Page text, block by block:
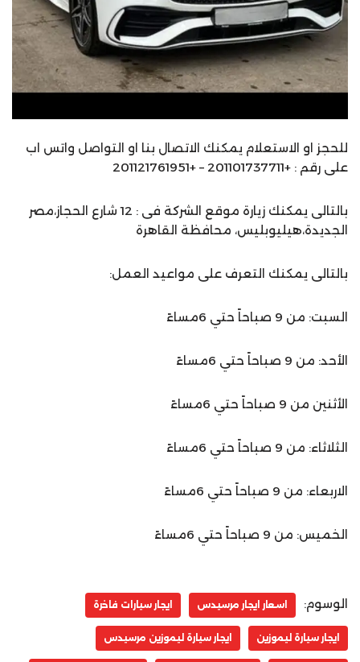
للحجز او الاستعلام يمكنك الاتصال بنا او التواصل واتس اب
على رقم : +201101737711 – +201121761951
بالتالى يمكنك زيارة موقع الشركة فى : 12 شارع الحجاز،مصر
الجديدة،هيليوبليس، محافظة القاهرة‬
بالتالى يمكنك التعرف على مواعيد العمل:
السبت: من 9 صباحاً حتي 6مساءً
الأحد: من 9 صباحاً حتي 6مساءً
الأثنين من 9 صباحاً حتي 6مساءً
الثلاثاء: من 9 صباحاً حتي 6مساءً
الاربعاء: من 9 صباحاً حتي 6مساءً
الخميس: من 9 صباحاً حتي 6مساءً
الوسوم: اسعار ايجار مرسيدس ايجار سيارات فاخرة
ايجار سيارة ليموزين ايجار سيارة ليموزين مرسيدس